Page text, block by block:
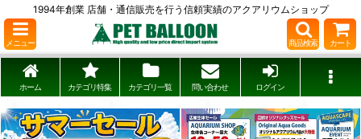
1994年創業 店舗・通信販売を行う信頼実績のアクアリウムショップ
メニュー 商品検索 カート
ホーム カテゴリ特集 カテゴリ一覧 問い合わせ ログイン